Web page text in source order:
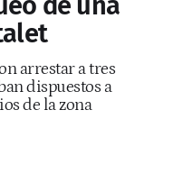
arrestar a tres
dispuestos a
de la zona